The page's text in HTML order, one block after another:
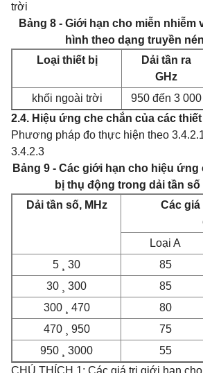
trời
Bảng 8 - Giới hạn cho miễn nhiễm
hình theo dạng truyền
Loại thiết bị
Dải tần ra
GHz
khối ngoài trời
950 đến 3 000
2.4. Hiệu ứng che chắn của các
Phương pháp đo thực hiện theo
3.4.2.3
Bảng 9 - Các giới hạn cho hiệu
bị thụ động trong dải tần
Dải tần số, MHz
Các
Loại A
5
30 85
30
300 85
300
470 80
470
950 75
950
3000 55
CHÚ THÍCH 1: Các giá trị giới hạn